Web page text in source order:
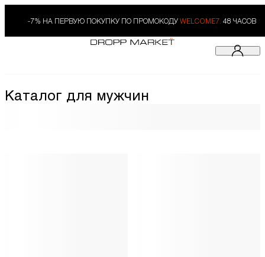
-7% НА ПЕРВУЮ ПОКУПКУ ПО ПРОМОКОДУ WELCOME7. 48 ЧАСОВ
Каталог для мужчин